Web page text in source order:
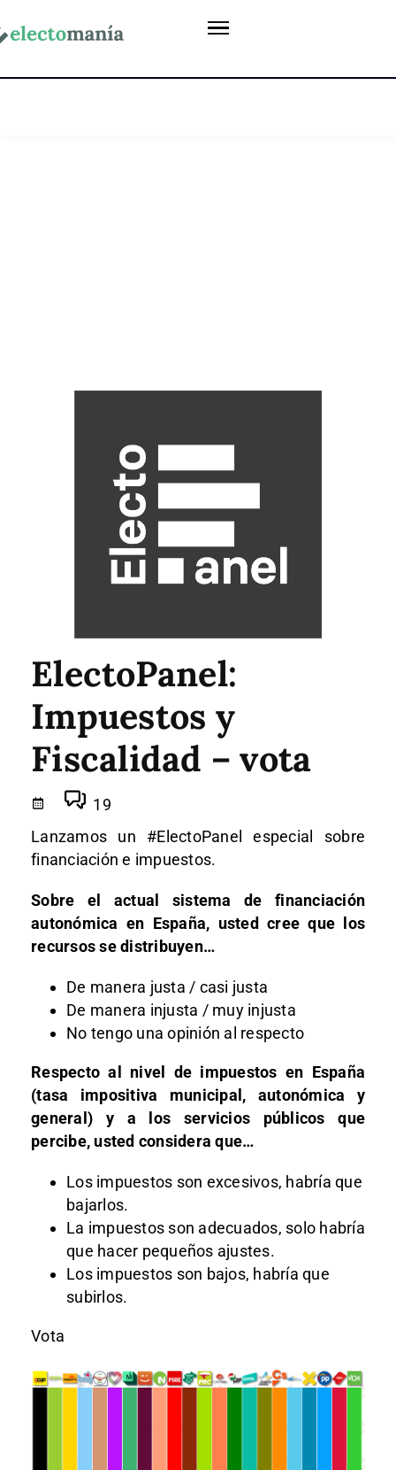
ElectoPanel:
Impuestos y
Fiscalidad – vota
19
Lanzamos un #ElectoPanel especial sobre
financiación e impuestos.
Sobre el actual sistema de financiación
autonómica en España, usted cree que los
recursos se distribuyen…
De manera justa / casi justa
De manera injusta / muy injusta
No tengo una opinión al respecto
Respecto al nivel de impuestos en España
(tasa impositiva municipal, autonómica y
general) y a los servicios públicos que
percibe, usted considera que…
Los impuestos son excesivos, habría que
bajarlos.
La impuestos son adecuados, solo habría
que hacer pequeños ajustes.
Los impuestos son bajos, habría que
subirlos.
Vota